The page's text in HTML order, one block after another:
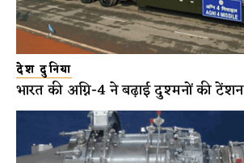
देश दुनिया
भारत की अग्नि-4 ने बढ़ाई दुश्मनों की टेंशन